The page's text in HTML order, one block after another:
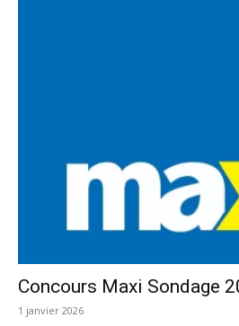
Concours Maxi Sondage
1 janvier 2026